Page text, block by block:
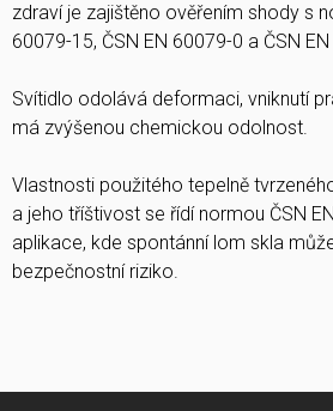
zdraví je zajištěno ověřením shody s
60079-15, ČSN EN 60079-0 a ČSN
Svítidlo odolává deformaci, vniknutí
má zvýšenou chemickou odolnost.
Vlastnosti použitého tepelně
a jeho tříštivost se řídí normou ČSN
aplikace, kde spontánní lom skla
bezpečnostní riziko.